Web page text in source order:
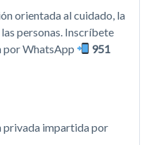
orientada al cuidado, la
personas. Inscríbete
por WhatsApp
951
privada impartida por